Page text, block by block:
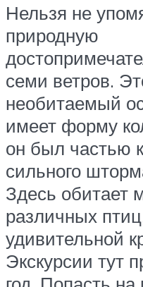
Нельзя не
природную
семи ветров.
необитаемый
имеет форму
он был частью
сильного
Здесь обитает
различных
удивительной
Экскурсии тут